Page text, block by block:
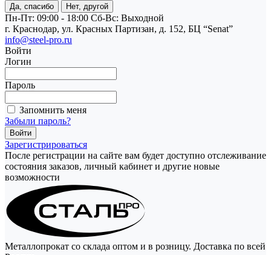
Да, спасибо Нет, другой
Пн-Пт: 09:00 - 18:00 Cб-Вс: Выходной
г. Краснодар, ул. Красных Партизан, д. 152, БЦ “Senat”
info@steel-pro.ru
Войти
Логин
Пароль
Запомнить меня
Забыли пароль?
Зарегистрироваться
После регистрации на сайте вам будет доступно отслеживание
состояния заказов, личный кабинет и другие новые
возможности
Металлопрокат со склада оптом и в розницу. Доставка по всей